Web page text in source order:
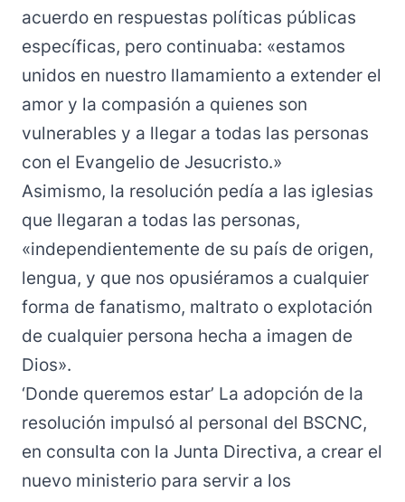
acuerdo en respuestas políticas públicas
específicas, pero continuaba: «estamos
unidos en nuestro llamamiento a extender el
amor y la compasión a quienes son
vulnerables y a llegar a todas las personas
con el Evangelio de Jesucristo.»
Asimismo, la resolución pedía a las iglesias
que llegaran a todas las personas,
«independientemente de su país de origen,
lengua, y que nos opusiéramos a cualquier
forma de fanatismo, maltrato o explotación
de cualquier persona hecha a imagen de
Dios».
‘Donde queremos estar’ La adopción de la
resolución impulsó al personal del BSCNC,
en consulta con la Junta Directiva, a crear el
nuevo ministerio para servir a los